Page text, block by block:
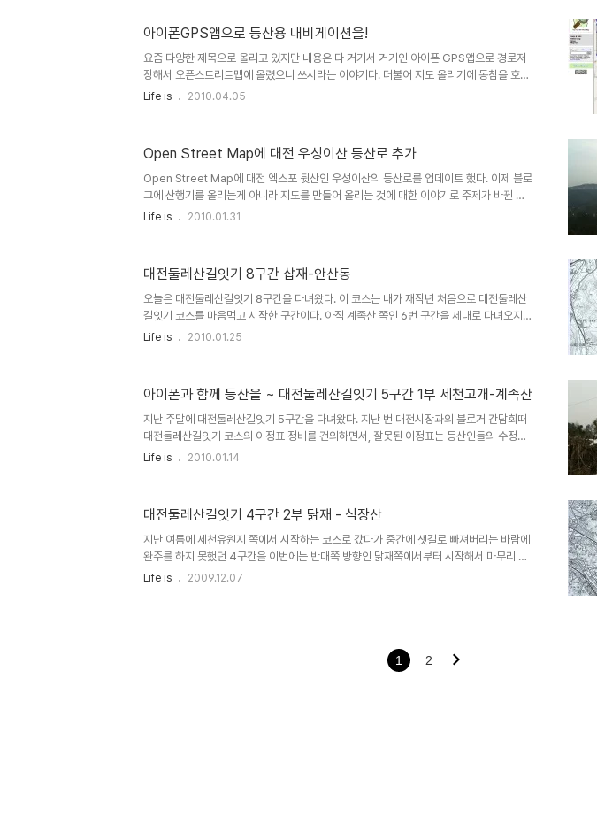
이다. 지도를 다운받지 않고 구글지도처럼 보는 것이니 기존의 산행용 GPS 를 쓸때보다는
훨씬 편해진 셈이다. 아래는 지도의 맨위쪽에 있는 진입로로 올라가는 길이다. 지족..
아이폰GPS앱으로 등산용 내비게이션을!
요즘 다양한 제목으로 올리고 있지만 내용은 다 거기서 거기인 아이폰 GPS앱으로 경로저
장해서 오픈스트리트맵에 올렸으니 쓰시라는 이야기다. 더불어 지도 올리기에 동참을 호소
하는 글이기도 하다. 등산로를 기록했다가 오픈스트리트맵에만 올려 놓으면 모든 사람들이
가 도솔산이다. 예전엔 시 외곽이었겠지만 이제 서남부 지역이 개발이 완료 되면 나름 서울
의 남산 비슷한 위치에 자리잡게 되는 산이 되겠다. 월평공원으로 불리는 도솔산 부근의 녹
지는 남북으로 길게..
Life is 2010.04.05
Open Street Map에 대전 우성이산 등산로 추가
Open Street Map에 대전 엑스포 뒷산인 우성이산의 등산로를 업데이트 했다. 이제 블로
그에 산행기를 올리는게 아니라 지도를 만들어 올리는 것에 대한 이야기로 주제가 바뀐 듯
하다. 대전둘레산길잇기 코스를 가기에는 너무 늦게 일어나는 바람에 근처의 나즈막한 뒷동
도전하기로 했다. 도전이라는 단어는 뒷동산 오르면서 쓰기에는 좀 미안하지만, 아무리 작
은 산이라도 일단 길을 잘 못들면 당황스럽기도 하거니와 어디서 나타났는지 모르게 나를
옥죄어..
Life is 2010.01.31
대전둘레산길잇기 8구간 삽재-안산동
오늘은 대전둘레산길잇기 8구간을 다녀왔다. 이 코스는 내가 재작년 처음으로 대전둘레산
길잇기 코스를 마음먹고 시작한 구간이다. 아직 계족산 쪽인 6번 구간을 제대로 다녀오지
않았으면서도, 다녀왔던 코스를 또 간것은 지난 번에 갔을때 시작을 엉뚱한 곳에서 해서 제
받은 코스 지도 이다. 지난 번올랐을 때는 지도 코스 상단부 오른쪽에 흔적골산쪽으로 오르
는 바람에 코스에 중간부터 오른꼴이 되어 버렸었다. 그리고 지도의 빨간색으로 표시된 코
스 하단부를 ..
Life is 2010.01.25
아이폰과 함께 등산을 ~ 대전둘레산길잇기 5구간 1부 세천고개-계족산
지난 주말에 대전둘레산길잇기 5구간을 다녀왔다. 지난 번 대전시장과의 블로거 간담회때
대전둘레산길잇기 코스의 이정표 정비를 건의하면서, 잘못된 이정표는 등산인들의 수정건
의를 받아들여서 고쳐주면 좋겠다고 했더니, 흔쾌히 받아들이겠다고 했다. 그래서 그런지
사기도 했지만 왠지 인터페이스가 생소해서 손이 안갔다. 아이폰을 산 제일 큰 이유가 내비
게이션 용도 였고, 그 중에서도 등산용 내비게이션에 대한 필요가 제일 컸다. 등산전용 내..
Life is 2010.01.14
대전둘레산길잇기 4구간 2부 닭재 - 식장산
지난 여름에 세천유원지 쪽에서 시작하는 코스로 갔다가 중간에 샛길로 빠져버리는 바람에
완주를 하지 못했던 4구간을 이번에는 반대쪽 방향인 닭재쪽에서부터 시작해서 마무리 지
었다. 그러나 출발시간이 늦어서 식장산 정산부근에서 해가 지는 바람에 랜턴을 켜고 혼자
것이다. 해는 5시10분 정도 되니까 넘어가 버렸고 잠시 후 하늘도 어두워져 버렸다. 다행히
Life is 2009.12.07
1 2